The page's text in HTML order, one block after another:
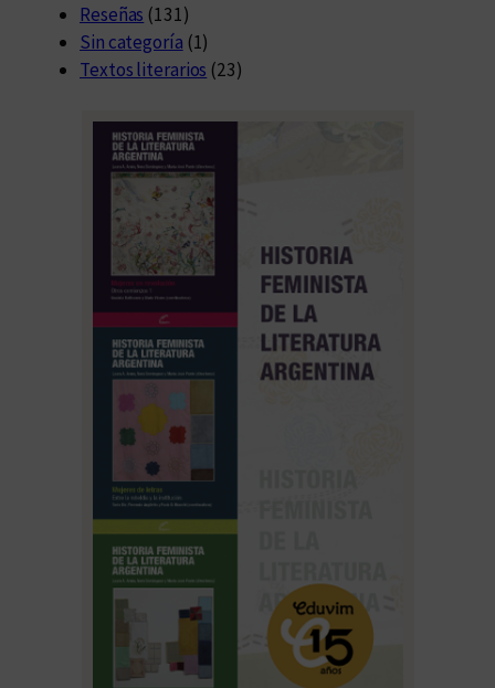
Reseñas (131)
Sin categoría (1)
Textos literarios (23)